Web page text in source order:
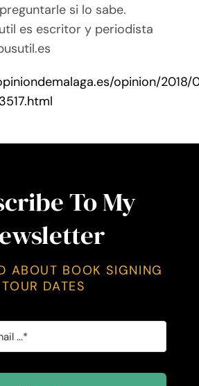
si lo sabe.
es escritor y periodista
opinion/
To My
ABOUT BOOK SIGNING
TOUR DATES